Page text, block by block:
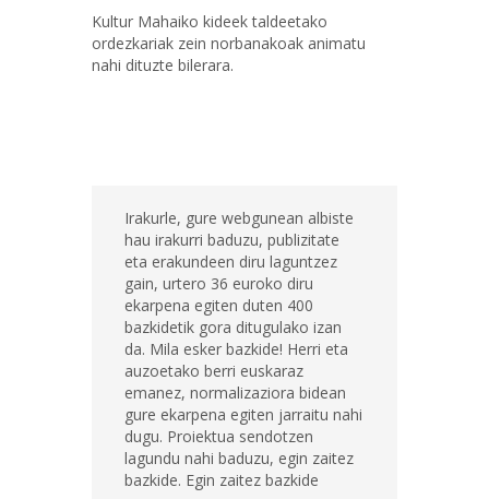
Kultur Mahaiko kideek taldeetako
ordezkariak zein norbanakoak animatu
nahi dituzte bilerara.
Irakurle, gure webgunean albiste
hau irakurri baduzu, publizitate
eta erakundeen diru laguntzez
gain, urtero 36 euroko diru
ekarpena egiten duten 400
bazkidetik gora ditugulako izan
da. Mila esker bazkide! Herri eta
auzoetako berri euskaraz
emanez, normalizaziora bidean
gure ekarpena egiten jarraitu nahi
dugu. Proiektua sendotzen
lagundu nahi baduzu, egin zaitez
bazkide. Egin zaitez bazkide